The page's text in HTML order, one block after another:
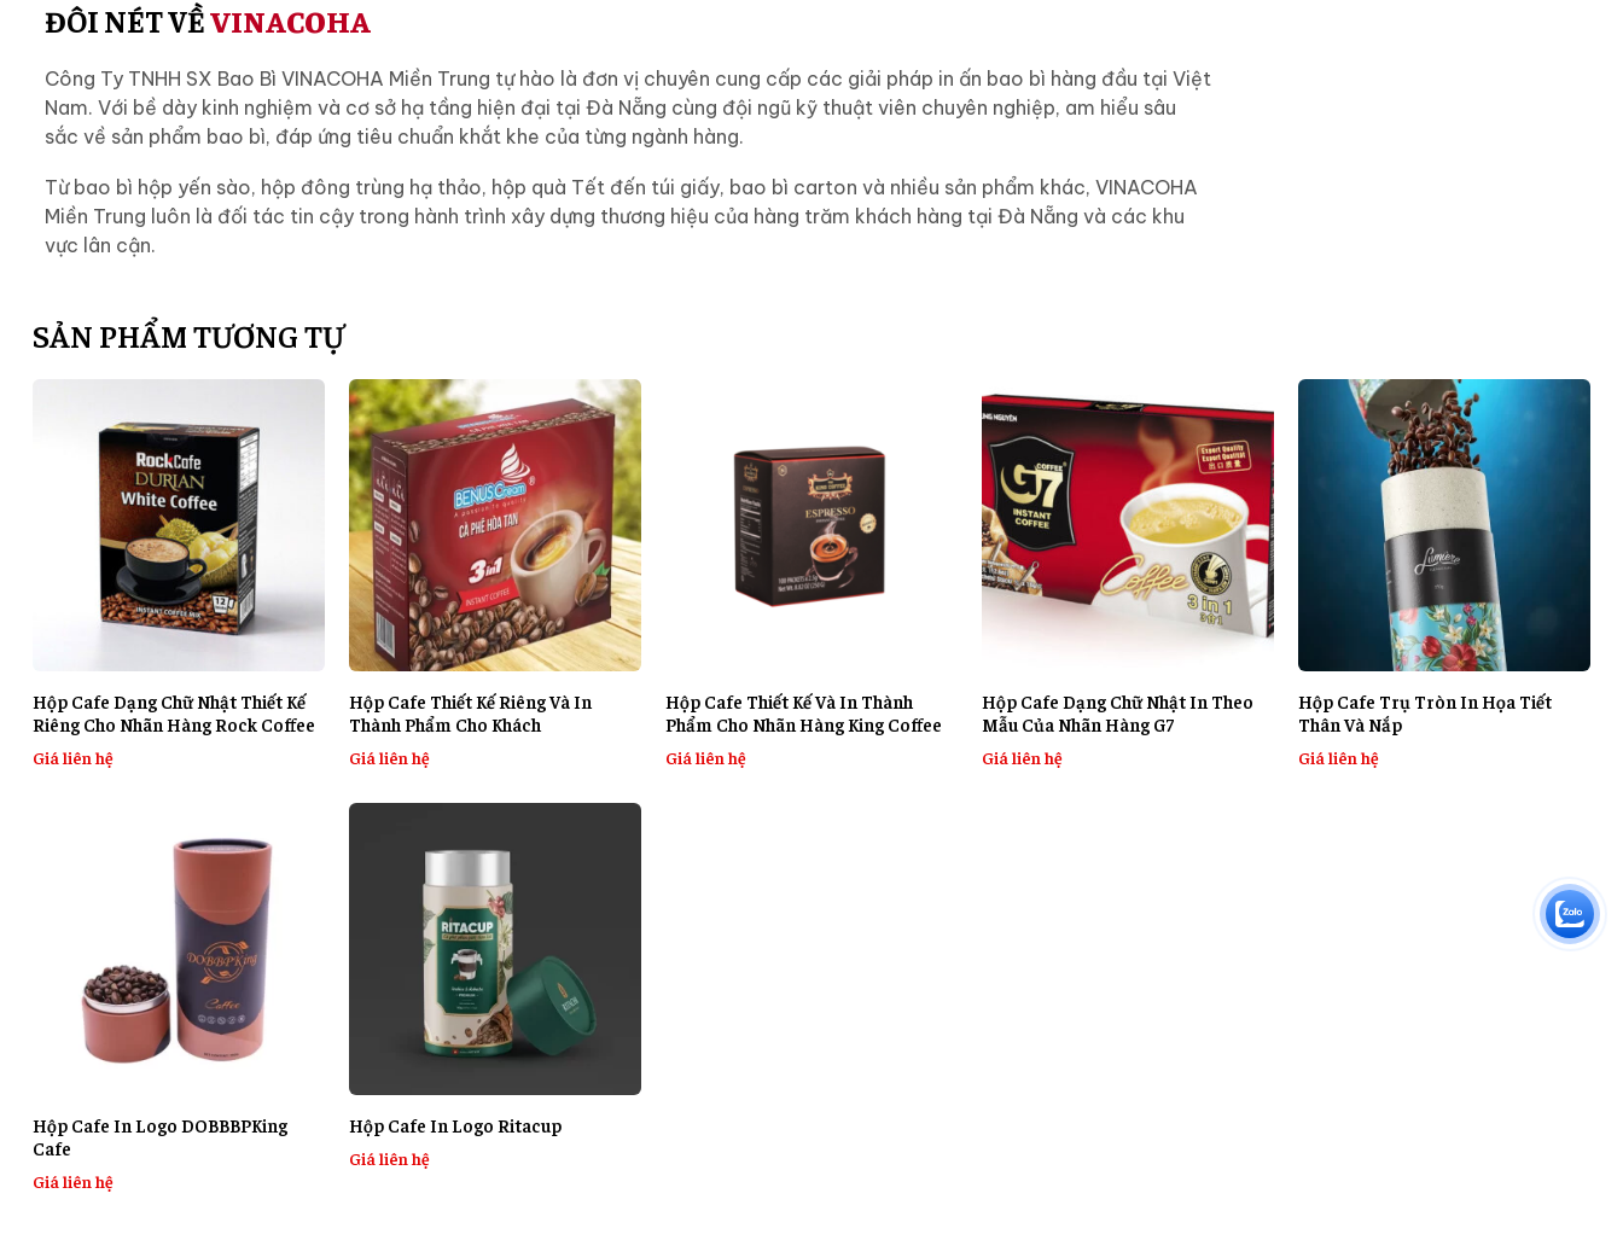
ĐÔI NÉT VỀVINACOHA
Công Ty TNHH SX Bao Bì VINACOHA Miền Trung tự hào là đơn vị chuyên cung cấp các giải pháp in ấn bao bì hàng đầu tại Việt
Nam. Với bề dày kinh nghiệm và cơ sở hạ tầng hiện đại tại Đà Nẵng cùng đội ngũ kỹ thuật viên chuyên nghiệp, am hiểu sâu
sắc về sản phẩm bao bì, đáp ứng tiêu chuẩn khắt khe của từng ngành hàng.
Từ bao bì hộp yến sào, hộp đông trùng hạ thảo, hộp quà Tết đến túi giấy, bao bì carton và nhiều sản phẩm khác, VINACOHA
Miền Trung luôn là đối tác tin cậy trong hành trình xây dựng thương hiệu của hàng trăm khách hàng tại Đà Nẵng và các khu
vực lân cận.
SẢN PHẨM TƯƠNG TỰ
Hộp Cafe Dạng Chữ Nhật Thiết Kế
Riêng Cho Nhãn Hàng Rock Coffee
Giá liên hệ
Hộp Cafe Thiết Kế Riêng Và In
Thành Phẩm Cho Khách
Giá liên hệ
Hộp Cafe Thiết Kế Và In Thành
Phẩm Cho Nhãn Hàng King Coffee
Giá liên hệ
Hộp Cafe Dạng Chữ Nhật In Theo
Mẫu Của Nhãn Hàng G7
Giá liên hệ
Hộp Cafe Trụ Tròn In Họa Tiết
Thân Và Nắp
Giá liên hệ
Hộp Cafe In Logo DOBBBPKing
Cafe
Giá liên hệ
Hộp Cafe In Logo Ritacup
Giá liên hệ